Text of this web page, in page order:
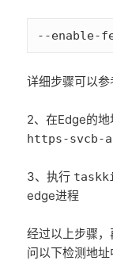
--enable-
详细步骤可以参
2、在Edge的地
https-svcb-
3、执行
edge进程
经过以上步骤
问以下检测地址